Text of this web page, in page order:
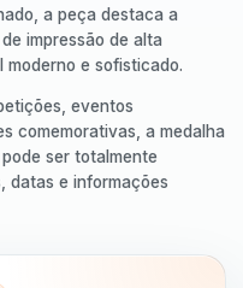
a peça destaca a
impressão de alta
moderno e sofisticado.
eventos
comemorativas, a medalha
ser totalmente
datas e informações